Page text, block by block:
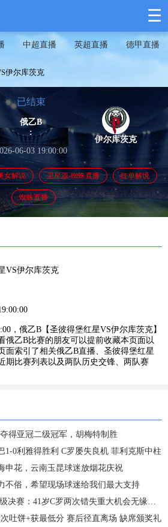
☰
中超直播 英超直播 德甲直播
伊尔库茨克
已结束
俄乙B
:
06-03 19:00:00
伊尔库茨克
女解说 卫星源-蜘蛛直播 红单解说
蜘蛛直播
VS伊尔库茨克
，俄乙B【圣彼得堡红星VS伊尔库茨克】
俄乙B比赛的朋友可以提前收藏本页面以
面索引了相关俄乙B直播、圣彼得堡红星
期比赛列表以及两队历史交锋、两队赛
得亚冠二级冠军，胡梅特制胜
1-0利雅得胜利 C罗屡失良机 菲利克斯中柱
申花，云南玉昆球迷放烟花庆祝
不俗，希望现场球迷给我们最大支持
赛：41岁C罗两次错失重大机会无缘首冠
吐饼+获最低分 赛后径直离场 缺席颁奖礼